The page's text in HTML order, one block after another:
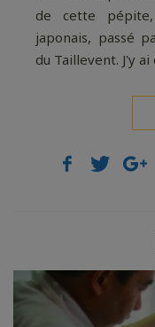
de cette
japonais, passé
du Taillevent. J'y